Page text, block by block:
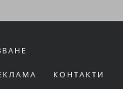
КОНТАКТИ